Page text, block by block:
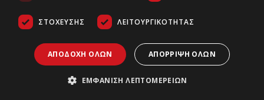
ΣΤΌΧΕΥΣΗΣ ΛΕΙΤΟΥΡΓΙΚΌΤΗΤΑΣ
ΑΠΟΔΟΧΉ ΌΛΩΝ ΑΠΌΡΡΙΨΗ ΌΛΩΝ
ΕΜΦΆΝΙΣΗ ΛΕΠΤΟΜΕΡΕΙΏΝ